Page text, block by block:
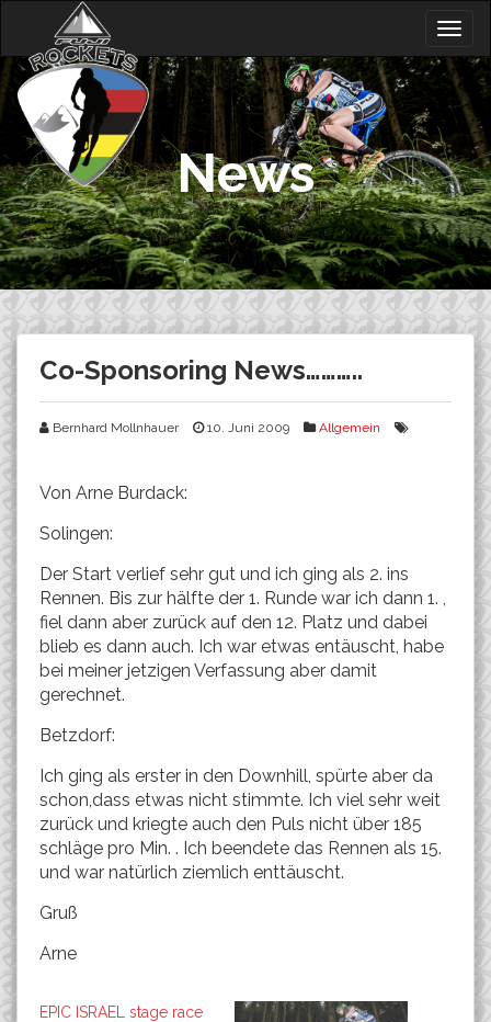
content
News
Co-Sponsoring News………..
Bernhard Mollnhauer 10. Juni 2009 Allgemein
Von Arne Burdack:
Solingen:
Der Start verlief sehr gut und ich ging als 2. ins
Rennen. Bis zur hälfte der 1. Runde war ich dann 1. ,
fiel dann aber zurück auf den 12. Platz und dabei
blieb es dann auch. Ich war etwas entäuscht, habe
bei meiner jetzigen Verfassung aber damit
gerechnet.
Betzdorf:
Ich ging als erster in den Downhill, spürte aber da
schon,dass etwas nicht stimmte. Ich viel sehr weit
zurück und kriegte auch den Puls nicht über 185
schläge pro Min. . Ich beendete das Rennen als 15.
und war natürlich ziemlich enttäuscht.
Gruß
Arne
EPIC ISRAEL stage race